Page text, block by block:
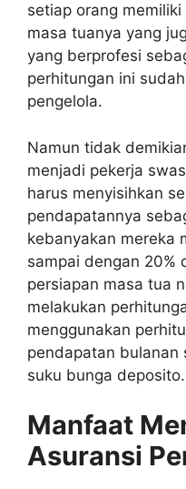
setiap orang
masa tuanya yang
yang berprofesi
perhitungan ini
pengelola.
Namun tidak
menjadi pekerja
harus menyisihkan
pendapatannya
kebanyakan mereka
sampai dengan 20%
persiapan masa tua
melakukan
menggunakan
pendapatan bulanan
suku bunga deposito.
Manfaat
Asuransi